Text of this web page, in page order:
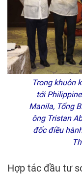
Trong khuôn
tới
Manila, Tổng
ông Tristan
đốc điều
Hợp tác đầu tư